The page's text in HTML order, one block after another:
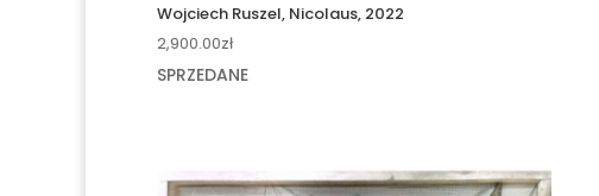
Wojciech Ruszel, Nicolaus, 2022
2,900.00zł
SPRZEDANE